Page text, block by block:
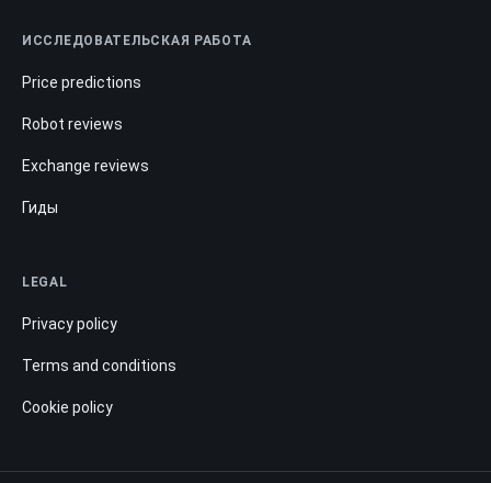
ИССЛЕДОВАТЕЛЬСКАЯ РАБОТА
Price predictions
Robot reviews
Exchange reviews
Гиды
LEGAL
Privacy policy
Terms and conditions
Cookie policy